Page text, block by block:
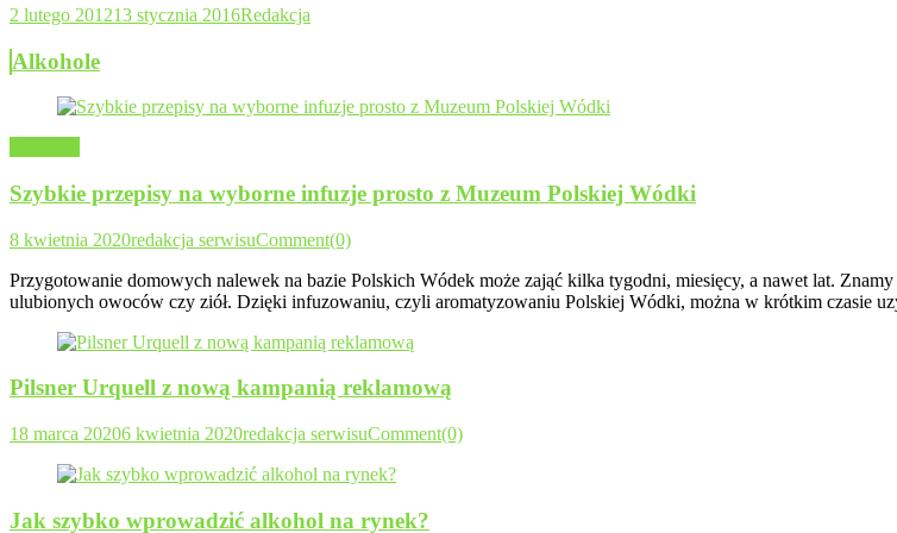
2 lutego 201213 stycznia 2016Redakcja
Alkohole
Szybkie przepisy na wyborne infuzje prosto z Muzeum Polskiej Wódki
8 kwietnia 2020redakcja serwisuComment(0)
Przygotowanie domowych nalewek na bazie Polskich Wódek może zająć kilka tygodni, miesięcy, a nawet lat.
ulubionych owoców czy ziół. Dzięki infuzowaniu, czyli aromatyzowaniu Polskiej Wódki, można w krótkim czasie
Pilsner Urquell z nową kampanią reklamową
18 marca 20206 kwietnia 2020redakcja serwisuComment(0)
Jak szybko wprowadzić alkohol na rynek?